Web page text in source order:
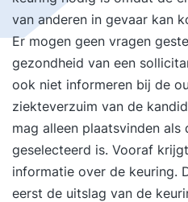
van anderen in gevaar kan
Er mogen geen vragen
gezondheid van een
ook niet informeren bij de
ziekteverzuim van de
mag alleen plaatsvinden als
geselecteerd is. Vooraf
informatie over de keuring.
eerst de uitslag van de